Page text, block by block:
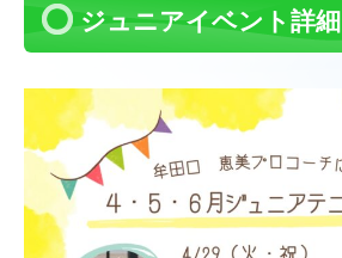
ジュニアイベント詳細